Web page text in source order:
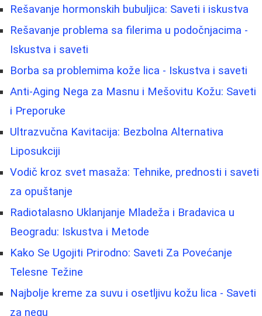
Rešavanje hormonskih bubuljica: Saveti i iskustva
Rešavanje problema sa filerima u podočnjacima -
Iskustva i saveti
Borba sa problemima kože lica - Iskustva i saveti
Anti-Aging Nega za Masnu i Mešovitu Kožu: Saveti
i Preporuke
Ultrazvučna Kavitacija: Bezbolna Alternativa
Liposukciji
Vodič kroz svet masaža: Tehnike, prednosti i saveti
za opuštanje
Radiotalasno Uklanjanje Mladeža i Bradavica u
Beogradu: Iskustva i Metode
Kako Se Ugojiti Prirodno: Saveti Za Povećanje
Telesne Težine
Najbolje kreme za suvu i osetljivu kožu lica - Saveti
za negu